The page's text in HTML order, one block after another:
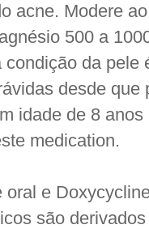
acne. Modere
500 a
condição da pele
desde
idade de 8
medication.
oral e
são